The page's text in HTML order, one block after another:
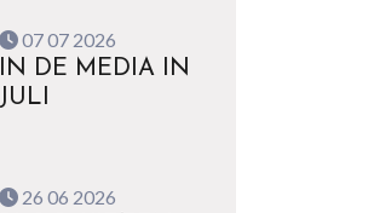
07 07 2026
IN DE MEDIA IN
JULI
26 06 2026